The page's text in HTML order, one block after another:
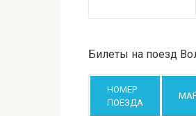
Билеты на поезд
НОМЕР
ПОЕЗДА